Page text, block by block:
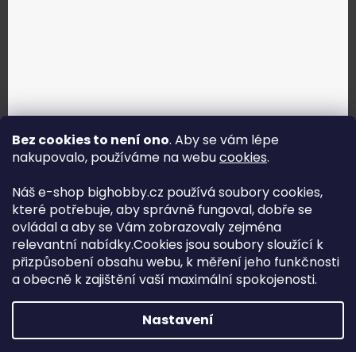
Bez cookies to není ono. Aby se vám lépe
nakupovalo, používáme na webucookies.
Náš e-shop bighobby.cz používá soubory cookies,
které potřebuje, aby správně fungoval, dobře se
ovládal a aby se Vám zobrazovaly zejména
relevantní nabídky.Cookies jsou soubory sloužící k
přizpůsobení obsahu webu, k měření jeho funkčnosti
a obecně k zajištění vaší maximální spokojenosti.
Nastavení
Jak vybrat správné servo?
Najít správné servo
Copyright (c) 2016 -2026 Big hobby.cz - všechna práva